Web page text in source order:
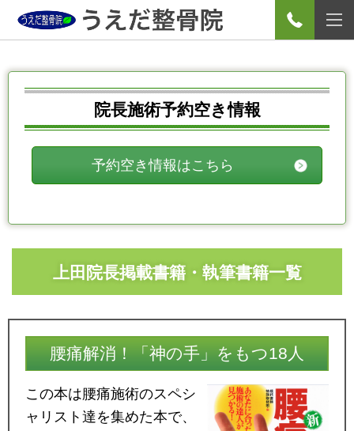
院長施術予約空き情報
予約空き情報はこちら
上田院長掲載書籍・執筆書籍一覧
腰痛解消！「神の手」をもつ18人
この本は腰痛施術のスペシ
ャリスト達を集めた本で、